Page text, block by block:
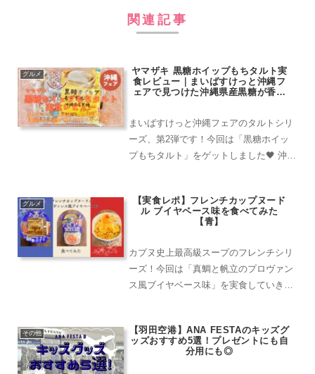
関連記事
グルメ
ヤマザキ 黒糖ホイップもちタルト実
食レビュー｜まいばすけっと沖縄フ
ェアで見つけた沖縄県産黒糖が香る
まいばすけっと沖縄フェアのタルトシリ
ーズ、第2弾です！今回は「黒糖ホイッ
プもちタルト」をゲットしました🖤 沖縄
（笑）だって絶対美味しいやつじゃ
ん！！さっそく実食レポートを...
グルメ
【実食レポ】フレンチカップヌード
ル ブイヤベース味を食べてみた
【青】
カプヌ史上最高級スープのフレンチシリ
ーズ！今回は「真鯛と帆立のプロヴァン
ス風ブイヤベース味」を実食していきま
...
その他
【羽田空港】ANA FESTAのキッズグ
ッズおすすめ5選！プレゼントにも自
分用にも◎